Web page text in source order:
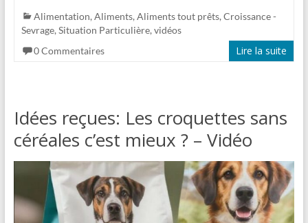
Alimentation, Aliments, Aliments tout prêts, Croissance -
Sevrage, Situation Particulière, vidéos
0 Commentaires
Lire la suite
Idées reçues: Les croquettes sans
céréales c’est mieux ? – Vidéo